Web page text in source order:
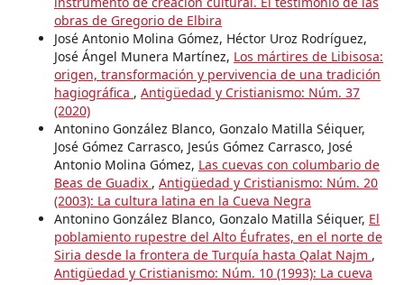
obras de Gregorio de Elbira
José Antonio Molina Gómez, Héctor Uroz Rodríguez,
José Ángel Munera Martínez, Los mártires de Libisosa:
origen, transformación y pervivencia de una tradición
hagiográfica , Antigüedad y Cristianismo: Núm. 37
(2020)
Antonino González Blanco, Gonzalo Matilla Séiquer,
José Gómez Carrasco, Jesús Gómez Carrasco, José
Antonio Molina Gómez, Las cuevas con columbario de
Beas de Guadix , Antigüedad y Cristianismo: Núm. 20
(2003): La cultura latina en la Cueva Negra
Antonino González Blanco, Gonzalo Matilla Séiquer, El
poblamiento rupestre del Alto Éufrates, en el norte de
Siria desde la frontera de Turquía hasta Qalat Najm ,
Antigüedad y Cristianismo: Núm. 10 (1993): La cueva